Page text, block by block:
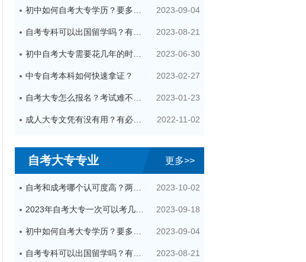
初中如何自考大专学历？要多少钱？ 2023-09-04
自考专科可以出国留学吗？有哪些用处？ 2023-08-21
初中自考大专需要花几年的时间？ 2023-06-30
中专自考本科如何快速拿证？ 2023-02-27
自考大专怎么报名？考试难不难？ 2023-01-23
成人大专文凭有没有用？有必要考吗？ 2022-11-02
自考大专专业 更多>>
自考和成考哪个认可度高？两者区别在哪？ 2023-10-02
2023年自考大专一次可以考几科？ 2023-09-18
初中如何自考大专学历？要多少钱？ 2023-09-04
自考专科可以出国留学吗？有哪些用处？ 2023-08-21